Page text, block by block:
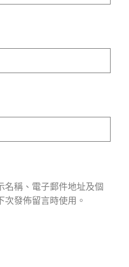
名稱、電子郵件地址及個
發佈留言時使用。